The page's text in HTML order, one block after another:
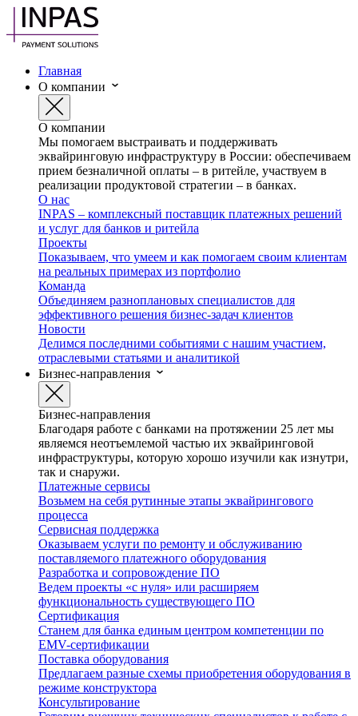
Главная
О компании
О компании
Мы помогаем выстраивать и поддерживать
эквайринговую инфраструктуру в России: обеспечиваем
прием безналичной оплаты – в ритейле, участвуем в
реализации продуктовой стратегии – в банках.
О нас
INPAS – комплексный поставщик платежных решений
и услуг для банков и ритейла
Проекты
Показываем, что умеем и как помогаем своим клиентам
на реальных примерах из портфолио
Команда
Объединяем разноплановых специалистов для
эффективного решения бизнес-задач клиентов
Новости
Делимся последними событиями с нашим участием,
отраслевыми статьями и аналитикой
Бизнес-направления
Бизнес-направления
Благодаря работе с банками на протяжении 25 лет мы
являемся неотъемлемой частью их эквайринговой
инфраструктуры, которую хорошо изучили как изнутри,
так и снаружи.
Платежные сервисы
Возьмем на себя рутинные этапы эквайрингового
процесса
Сервисная поддержка
Оказываем услуги по ремонту и обслуживанию
поставляемого платежного оборудования
Разработка и сопровождение ПО
Ведем проекты «с нуля» или расширяем
функциональность существующего ПО
Сертификация
Станем для банка единым центром компетенции по
EMV-сертификации
Поставка оборудования
Предлагаем разные схемы приобретения оборудования в
режиме конструктора
Консультирование